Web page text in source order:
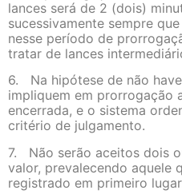
lances será de 2 (dois)
sucessivamente sempre
nesse período de
tratar de lances
6. Na hipótese de não
impliquem em prorrogação
encerrada, e o sistema
critério de julgamento.
7. Não serão aceitos dois
valor, prevalecendo aquele
registrado em primeiro